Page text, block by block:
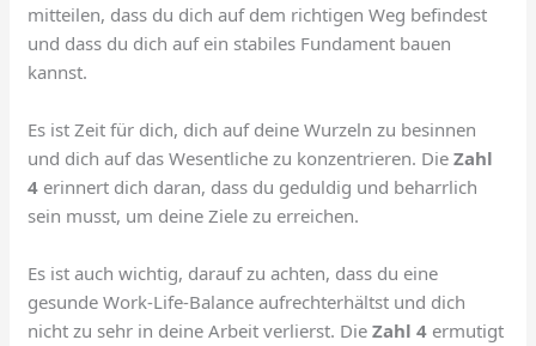
mitteilen, dass du dich auf dem richtigen Weg befindest
und dass du dich auf ein stabiles Fundament bauen
kannst.
Es ist Zeit für dich, dich auf deine Wurzeln zu besinnen
und dich auf das Wesentliche zu konzentrieren. DieZahl
4 erinnert dich daran, dass du geduldig und beharrlich
sein musst, um deine Ziele zu erreichen.
Es ist auch wichtig, darauf zu achten, dass du eine
gesunde Work-Life-Balance aufrechterhältst und dich
nicht zu sehr in deine Arbeit verlierst. DieZahl 4 ermutigt